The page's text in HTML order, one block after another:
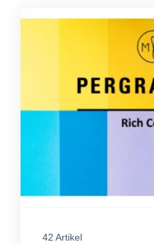
42 Artikel